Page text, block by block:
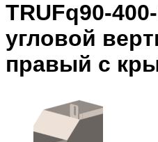
TRUFq90-
угловой
правый с